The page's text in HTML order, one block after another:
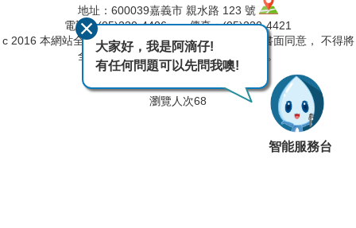
地址：600039嘉義市 親水路 123 號
電話：(05)230-4406 傳真：(05)230-4421
c 2016 本網站全部圖文版權係屬本局所有，非經正式書面同意， 不得將
全部或部分內容，轉載於任何形式媒體。
瀏覽人次68
大家好，我是阿滴仔!
有任何問題可以先問我噢!
智能服務台